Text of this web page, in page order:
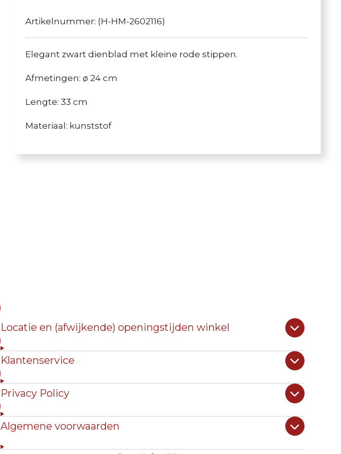
Artikelnummer: (H-HM-2602116)
Elegant zwart dienblad met kleine rode stippen.
Afmetingen: ø 24 cm
Lengte: 33 cm
Materiaal: kunststof
Locatie en (afwijkende) openingstijden winkel
Klantenservice
Privacy Policy
Algemene voorwaarden